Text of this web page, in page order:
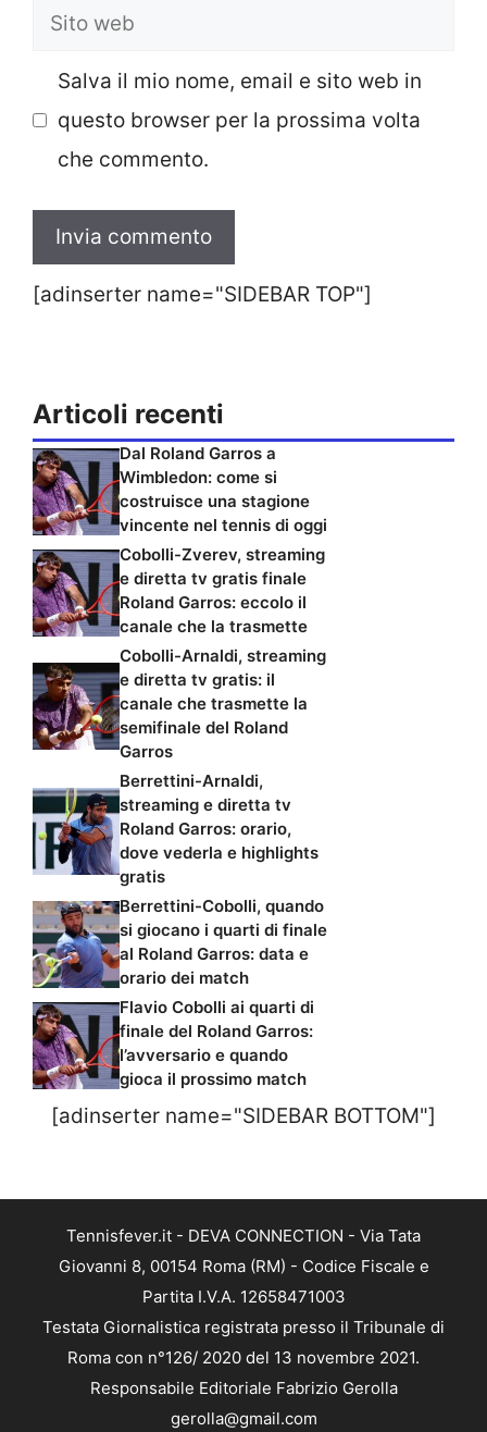
Sito
Salva il mio nome, email e sito web in
questo browser per la prossima volta
che commento.
[adinserter name="SIDEBAR TOP"]
Articoli recenti
Dal Roland Garros a
Wimbledon: come si
costruisce una stagione
vincente nel tennis di oggi
Cobolli-Zverev, streaming
e diretta tv gratis finale
Roland Garros: eccolo il
canale che la trasmette
Cobolli-Arnaldi, streaming
e diretta tv gratis: il
canale che trasmette la
semifinale del Roland
Garros
Berrettini-Arnaldi,
streaming e diretta tv
Roland Garros: orario,
dove vederla e highlights
gratis
Berrettini-Cobolli, quando
si giocano i quarti di finale
al Roland Garros: data e
orario dei match
Flavio Cobolli ai quarti di
finale del Roland Garros:
l’avversario e quando
gioca il prossimo match
[adinserter name="SIDEBAR BOTTOM"]
Tennisfever.it - DEVA CONNECTION - Via Tata
Giovanni 8, 00154 Roma (RM) - Codice Fiscale e
Partita I.V.A. 12658471003
Testata Giornalistica registrata presso il Tribunale di
Roma con n°126/ 2020 del 13 novembre 2021.
Responsabile Editoriale Fabrizio Gerolla
gerolla@gmail.com